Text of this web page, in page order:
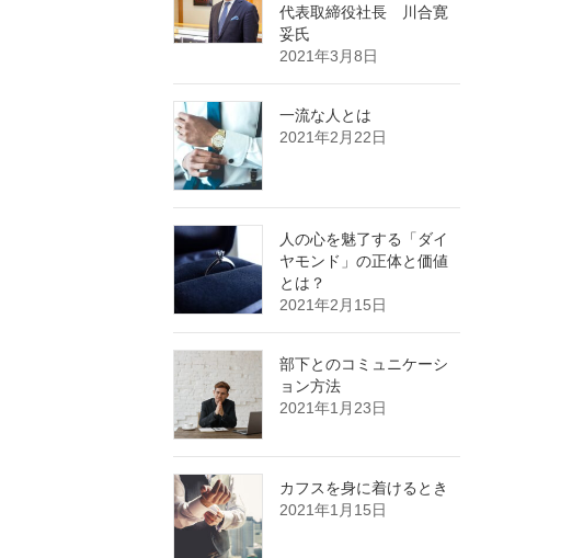
代表取締役社長 川合寛
妥氏
2021年3月8日
一流な人とは
2021年2月22日
人の心を魅了する「ダイ
ヤモンド」の正体と価値
とは？
2021年2月15日
部下とのコミュニケーシ
ョン方法
2021年1月23日
カフスを身に着けるとき
2021年1月15日